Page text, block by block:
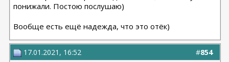
понижали. Постою послушаю)
Вообще есть ещё надежда, что это отёк)
#854
17.01.2021, 16:52